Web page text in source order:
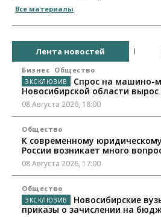
Все материалы
Лента новостей
Бизнес Общество
Спрос на машино-
Новосибирской области
08 Августа 2026, 18:00
Общество
К современному
России возникает много
08 Августа 2026, 17:00
Общество
Новосибирские
приказы о зачислении на